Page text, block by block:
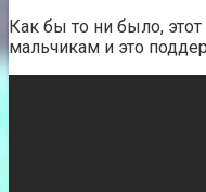
Как бы то ни было, этот
мальчикам и это